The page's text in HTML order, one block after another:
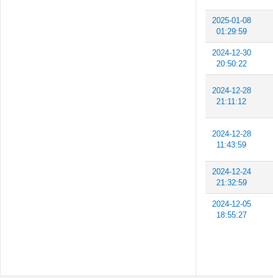
2025-01-08
01:29:59
2024-12-30
20:50:22
2024-12-28
21:11:12
2024-12-28
11:43:59
2024-12-24
21:32:59
2024-12-05
18:55:27